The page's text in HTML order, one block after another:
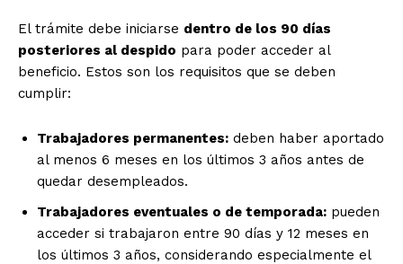
El trámite debe iniciarse dentro de los 90 días
posteriores al despido para poder acceder al
beneficio. Estos son los requisitos que se deben
cumplir:
Trabajadores permanentes: deben haber aportado
al menos 6 meses en los últimos 3 años antes de
quedar desempleados.
Trabajadores eventuales o de temporada: pueden
acceder si trabajaron entre 90 días y 12 meses en
los últimos 3 años, considerando especialmente el